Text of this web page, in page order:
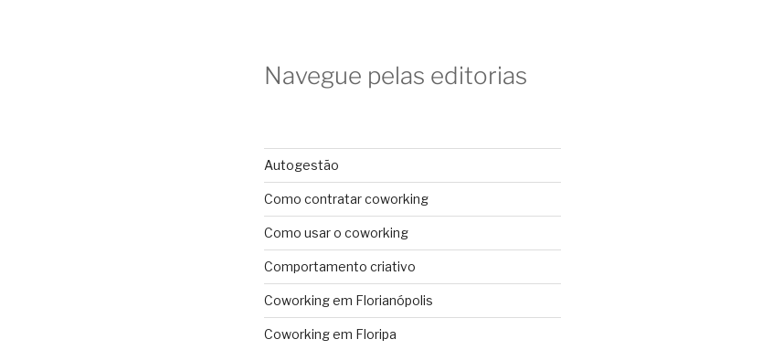
Navegue pelas editorias
Autogestão
Como contratar coworking
Como usar o coworking
Comportamento criativo
Coworking em Florianópolis
Coworking em Floripa